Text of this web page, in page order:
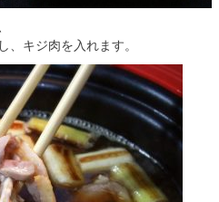
、キジ肉を入れます。